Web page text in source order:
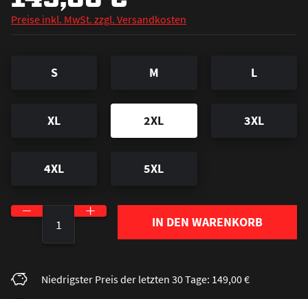
Preise inkl. MwSt. zzgl. Versandkosten
S M L
XL 2XL 3XL
4XL 5XL
Produkt Anzahl: Gib den gewünschten Wert
IN DEN WARENKORB
Niedrigster Preis der letzten 30 Tage: 149,00 €